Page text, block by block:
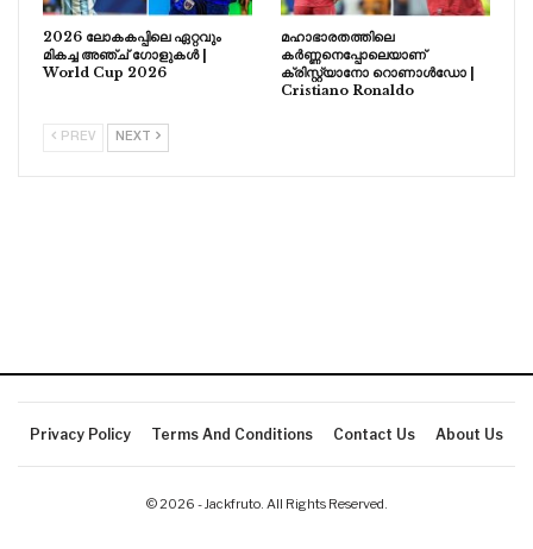
2026 ലോകകപ്പിലെ ഏറ്റവും
മികച്ച അഞ്ച് ഗോളുകൾ |
World Cup 2026
മഹാഭാരതത്തിലെ
കർണ്ണനെപ്പോലെയാണ്
ക്രിസ്റ്റ്യാനോ റൊണാൾഡോ |
Cristiano Ronaldo
PREV NEXT
Privacy Policy Terms And Conditions Contact Us About Us
© 2026 - Jackfruto. All Rights Reserved.